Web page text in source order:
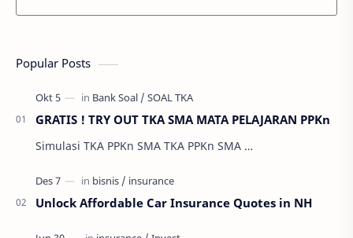
Popular Posts
GRATIS ! TRY OUT TKA SMA MATA PELAJARAN PPKn
Simulasi TKA PPKn SMA TKA PPKn SMA …
Unlock Affordable Car Insurance Quotes in NH